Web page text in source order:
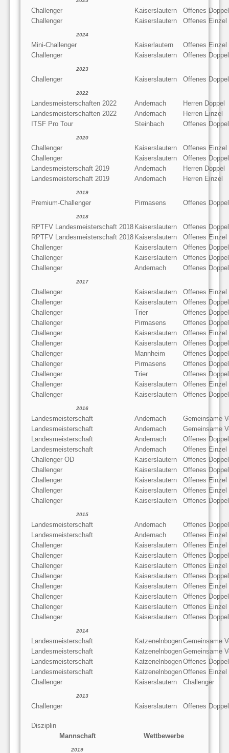
Challenger Kaiserslautern
Offenes Doppel
Challenger
Kaiserslautern Offenes Einzel
2024
Mini-Challenger Kaiserlautern
Offenes Einzel
Challenger
Kaiserslautern Offenes Doppel
2023
Challenger Kaiserslautern Offenes Doppel
2022
Landesmeisterschaften 2022 Andernach
Herren Doppel
Landesmeisterschaften 2022
Andernach
Herren Einzel
ITSF Pro Tour
Steinbach Offenes Doppel
2020
Challenger Kaiserslautern
Offenes Einzel
Challenger
Kaiserslautern
Offenes Doppel
Landesmeisterschaft 2019
Andernach
Herren Doppel
Landesmeisterschaft 2019
Andernach Herren Einzel
2019
Premium-Challenger Pirmasens Offenes Doppel
2018
RPTFV Landesmeisterschaft 2018 Kaiserslautern
Offenes Doppel
RPTFV Landesmeisterschaft 2018 Kaiserslautern
Offenes Einzel
Challenger
Kaiserslautern
Offenes Doppel
Challenger
Kaiserslautern
Offenes Doppel
Challenger
Andernach Offenes Doppel
2017
Challenger Kaiserslautern
Offenes Einzel
Challenger
Kaiserslautern
Offenes Doppel
Challenger
Trier
Offenes Doppel
Challenger
Pirmasens
Offenes Doppel
Challenger
Kaiserslautern
Offenes Einzel
Challenger
Kaiserslautern
Offenes Doppel
Challenger
Mannheim
Offenes Doppel
Challenger
Pirmasens
Offenes Doppel
Challenger
Trier
Offenes Doppel
Challenger
Kaiserslautern
Offenes Einzel
Challenger
Kaiserslautern Offenes Doppel
2016
Landesmeisterschaft Andernach
Gemeinsame
Landesmeisterschaft
Andernach
Gemeinsame
Landesmeisterschaft
Andernach
Offenes Doppel
Landesmeisterschaft
Andernach
Offenes Einzel
Challenger OD
Kaiserslautern
Offenes Doppel
Challenger
Kaiserslautern
Offenes Doppel
Challenger
Kaiserslautern
Offenes Einzel
Challenger
Kaiserslautern
Offenes Einzel
Challenger
Kaiserslautern Offenes Doppel
2015
Landesmeisterschaft Andernach
Offenes Doppel
Landesmeisterschaft
Andernach
Offenes Einzel
Challenger
Kaiserslautern
Offenes Einzel
Challenger
Kaiserslautern
Offenes Doppel
Challenger
Kaiserslautern
Offenes Einzel
Challenger
Kaiserslautern
Offenes Doppel
Challenger
Kaiserslautern
Offenes Einzel
Challenger
Kaiserslautern
Offenes Doppel
Challenger
Kaiserslautern
Offenes Einzel
Challenger
Kaiserslautern Offenes Doppel
2014
Landesmeisterschaft KatzenelnbogenGemeinsame
Landesmeisterschaft
KatzenelnbogenGemeinsame
Landesmeisterschaft
KatzenelnbogenOffenes Doppel
Landesmeisterschaft
KatzenelnbogenOffenes Einzel
Challenger
Kaiserslautern Challenger
2013
Challenger Kaiserslautern Offenes Doppel
Disziplin
Mannschaft
Wettbewerbe
2019